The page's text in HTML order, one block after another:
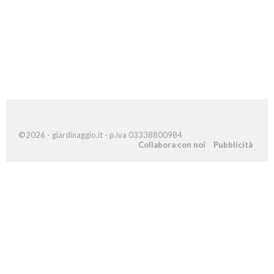
©2026 - giardinaggio.it - p.iva 03338800984
Collabora con noi
Pubblicità